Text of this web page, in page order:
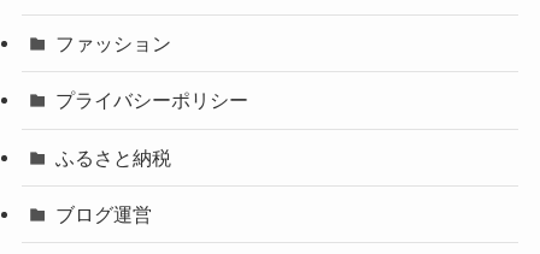
ファッション
プライバシーポリシー
ふるさと納税
ブログ運営